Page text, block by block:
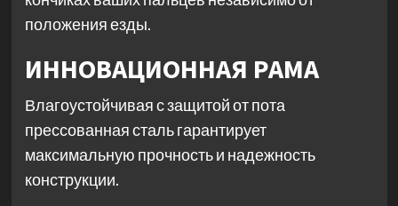
положения езды.
ИННОВАЦИОННАЯ РАМА
Влагоустойчивая с защитой от пота
прессованная сталь гарантирует
максимальную прочность и надежность
конструкции.